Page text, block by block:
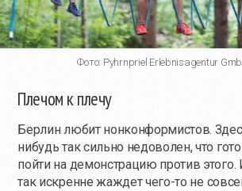
Фото: Pyhrnpriel Erlebnisagentur
Плечом к плечу
Берлин любит нонконформистов.
нибудь так сильно недоволен, что
пойти на демонстрацию против
так искренне жаждетчего-тоне